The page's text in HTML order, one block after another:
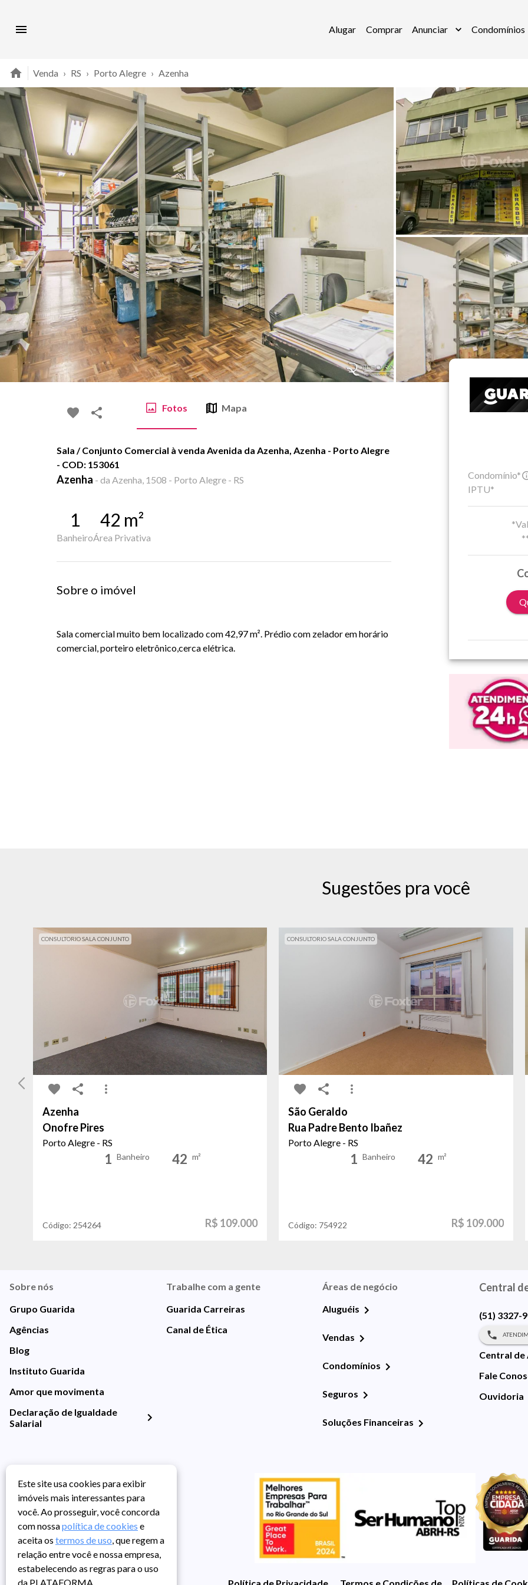
Alugar Comprar Anunciar Condomínios
Venda › RS › Porto Alegre › Azenha
Fotos Mapa
Sala / Conjunto Comercial à venda Avenida da Azenha, Azenha - Porto Alegre
- COD: 153061
Azenha - da Azenha, 1508 - Porto Alegre - RS
1
Banheiro
42 m²
Área Privativa
Sobre o imóvel
Sala comercial muito bem localizado com 42,97 m². Prédio com zelador em horário
comercial, porteiro eletrônico,cerca elétrica.
Condomínio*
IPTU*
Sugestões pra você
CONSULTORIO SALA CONJUNTO
Azenha
Onofre Pires
Porto Alegre - RS
1 Banheiro 42 m²
Código: 254264 R$ 109.000
CONSULTORIO SALA CONJUNTO
São Geraldo
Rua Padre Bento Ibañez
Porto Alegre - RS
1 Banheiro 42 m²
Código: 754922 R$ 109.000
Sobre nós
Grupo Guarida
Agências
Blog
Instituto Guarida
Amor que movimenta
Declaração de Igualdade
Salarial
Trabalhe com a gente
Guarida Carreiras
Canal de Ética
Áreas de negócio
Aluguéis
Vendas
Condomínios
Seguros
Soluções Financeiras
Central
(51) 3327-
Central de
Fale
Ouvidoria
Política de Privacidade Termos e Condições de UsoPolíticas de
Este site usa cookies para exibir
imóveis mais interessantes para
você. Ao prosseguir, você concorda
com nossapolítica de cookies e
aceita os termos de uso, que regem a
relação entre você e nossa empresa,
estabelecendo as regras para o uso
da PLATAFORMA.